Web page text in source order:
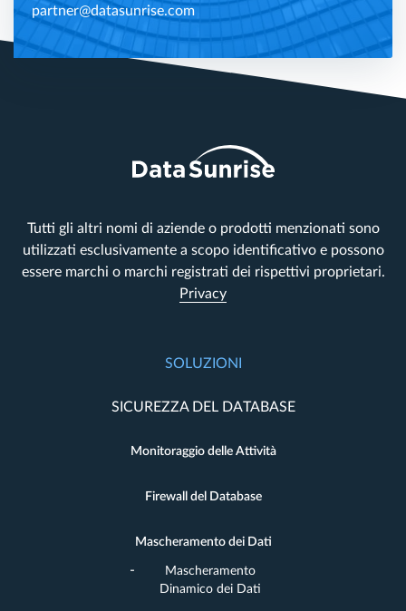
partner@datasunrise.com
Tutti gli altri nomi di aziende o prodotti menzionati sono
utilizzati esclusivamente a scopo identificativo e possono
essere marchi o marchi registrati dei rispettivi proprietari.
Privacy
SOLUZIONI
SICUREZZA DEL DATABASE
Monitoraggio delle Attività
Firewall del Database
Mascheramento dei Dati
Mascheramento
Dinamico dei Dati